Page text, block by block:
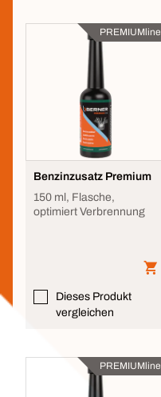
PREMIUMline
Benzinzusatz Premium
150 ml, Flasche,
optimiert Verbrennung
Dieses Produkt
vergleichen
PREMIUMline